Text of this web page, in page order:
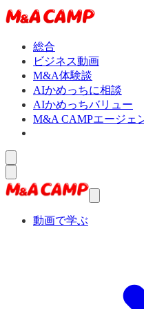
総合
ビジネス動画
M&A体験談
AIかめっちに相談
AIかめっちバリュー
M&A CAMPエージェ
動画で学ぶ